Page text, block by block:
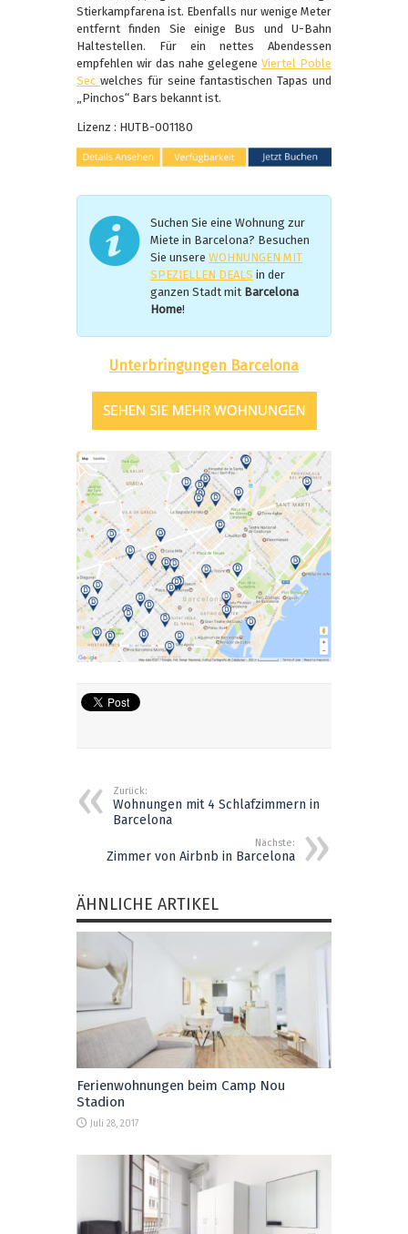
Stierkampfarena ist. Ebenfalls nur wenige Meter
entfernt finden Sie einige Bus und U-Bahn
Haltestellen. Für ein nettes Abendessen
empfehlen wir das nahe gelegene Viertel Poble
Sec welches für seine fantastischen Tapas und
„Pinchos“ Bars bekannt ist.
Lizenz : HUTB-001180
Suchen Sie eine Wohnung zur
Miete in Barcelona? Besuchen
Sie unsere WOHNUNGEN MIT
SPEZIELLEN DEALS in der
ganzen Stadt mit Barcelona
Home!
Unterbringungen Barcelona
Zurück:
Wohnungen mit 4 Schlafzimmern in
Barcelona
Nächste:
Zimmer von Airbnb in Barcelona
ÄHNLICHE ARTIKEL
Ferienwohnungen beim Camp Nou
Stadion
Juli 28, 2017